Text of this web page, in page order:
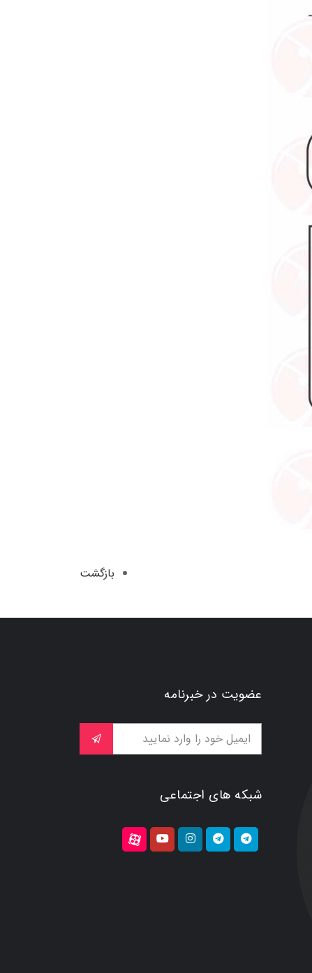
بازگشت
عضویت در خبرنامه
شبکه های اجتماعی